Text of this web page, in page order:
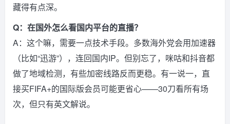
藏得有点深。
Q：在国外怎么看国内平台的直播？
A：这个嘛，需要一点技术手段。多数海外党会用加速器
（比如“迅游”），连回国内IP。但别忘了，咪咕和抖音都
做了地域检测，有些加密线路反而更稳。有一说一，直
接买FIFA+的国际版会员可能更省心——30刀看所有场
次，但只有英文解说。